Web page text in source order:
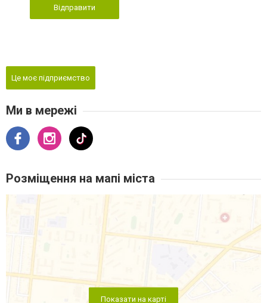
Відправити
Це моє підприємство
Ми в мережі
Розміщення на мапі міста
Показати на карті